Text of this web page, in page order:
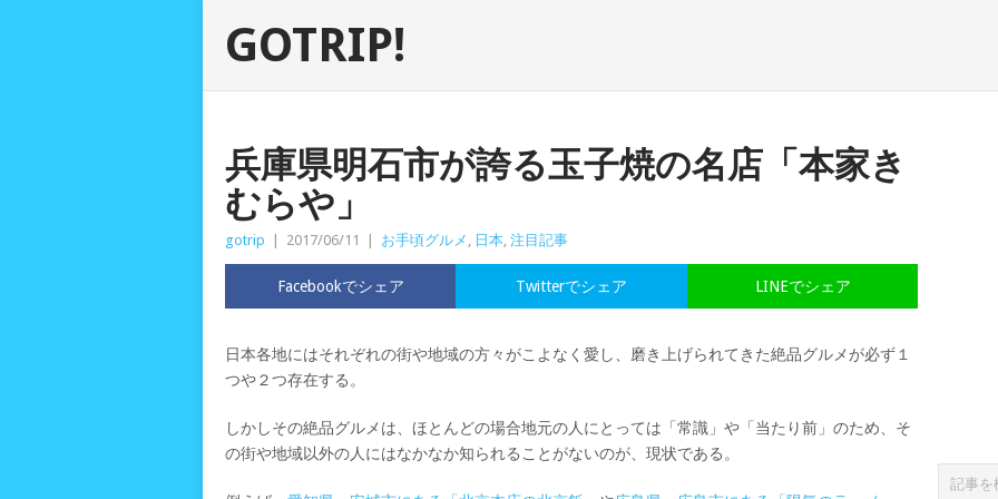
GOTRIP!
兵庫県明石市が誇る玉子焼の名店「本家き
むらや」
gotrip 2017/06/11 お手頃グルメ , 日本, 注目記事
Facebookでシェア LINEでシェア
Twitterでシェア
日本各地にはそれぞれの街や地域の方々がこよなく愛し、磨き上げられてきた絶品グルメが必ず１
つや２つ存在する。
しかしその絶品グルメは、ほとんどの場合地元の人にとっては「常識」や「当たり前」のため、そ
の街や地域以外の人にはなかなか知られることがないのが、現状である。